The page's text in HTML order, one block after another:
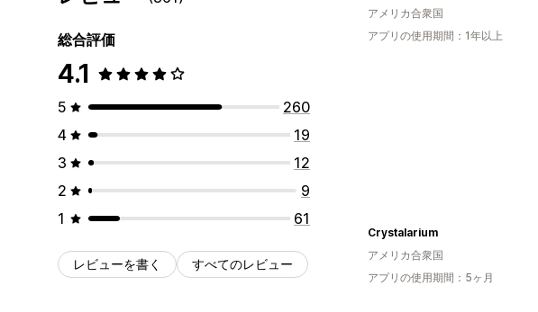
総合評価
4.1
5
260
4
19
3
12
2
9
1
61
レビューを書く すべてのレビュー
アメリカ合衆国
アプリの使用期間：1年以上
Crystalarium
アメリカ合衆国
アプリの使用期間：5ヶ月